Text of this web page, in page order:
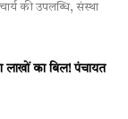
की उपलब्धि, संस्था
का बिल! पंचायत